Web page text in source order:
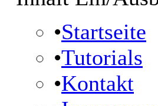
•Startseite
•Tutorials
•Kontakt